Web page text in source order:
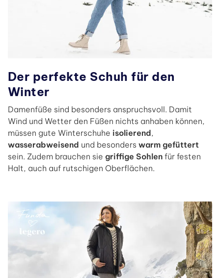
Der perfekte Schuh für den
Winter
Damenfüße sind besonders anspruchsvoll. Damit
Wind und Wetter den Füßen nichts anhaben können,
müssen gute Winterschuhe isolierend,
wasserabweisend und besonders warm gefüttert
sein. Zudem brauchen sie griffige Sohlen für festen
Halt, auch auf rutschigen Oberflächen.